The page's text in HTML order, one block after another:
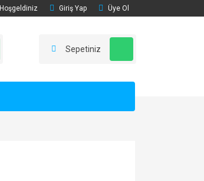
Hoşgeldiniz Giriş Yap Üye Ol
Sepetiniz